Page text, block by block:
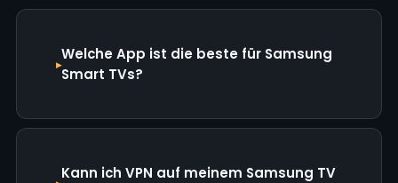
Welche App ist die beste für Samsung
Smart TVs?
Kann ich VPN auf meinem Samsung TV